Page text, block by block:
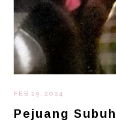
FEB 29, 2024
Pejuang Subuh